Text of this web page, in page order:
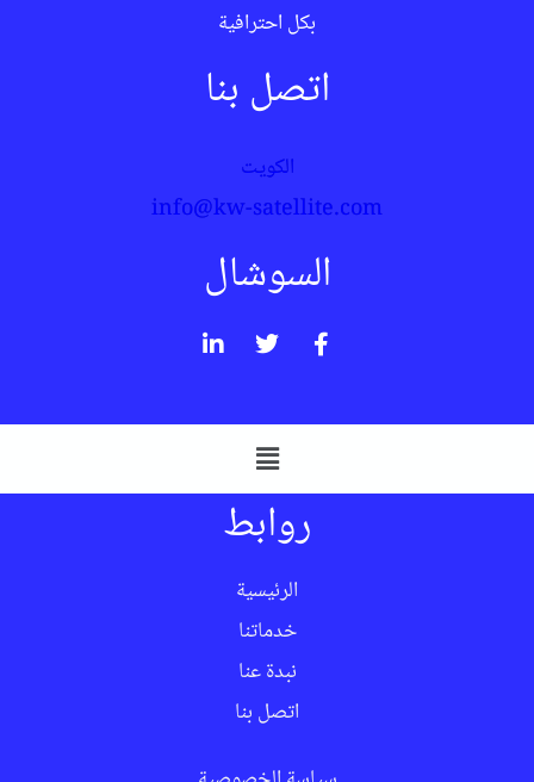
بكل احترافية
اتصل بنا
الكويت
info@kw-satellite.com
السوشال
روابط
الرئيسية
خدماتنا
نبدة عنا
اتصل بنا